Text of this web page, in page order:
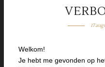
17
Welkom!
Je hebt me gevonden op